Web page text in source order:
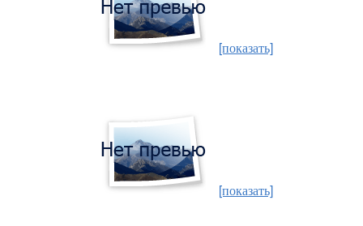
[показать]
[показать]